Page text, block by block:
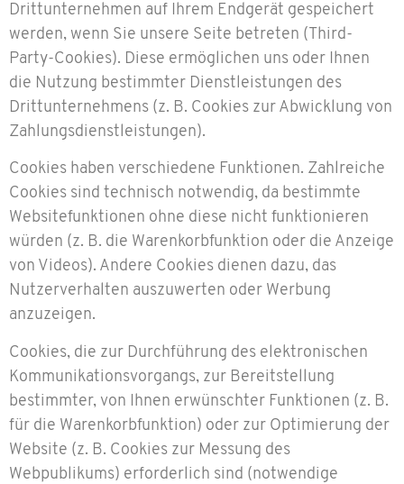
Drittunternehmen auf Ihrem Endgerät gespeichert
werden, wenn Sie unsere Seite betreten (Third-
Party-Cookies). Diese ermöglichen uns oder Ihnen
die Nutzung bestimmter Dienstleistungen des
Drittunternehmens (z. B. Cookies zur Abwicklung von
Zahlungsdienstleistungen).
Cookies haben verschiedene Funktionen. Zahlreiche
Cookies sind technisch notwendig, da bestimmte
Websitefunktionen ohne diese nicht funktionieren
würden (z. B. die Warenkorbfunktion oder die Anzeige
von Videos). Andere Cookies dienen dazu, das
Nutzerverhalten auszuwerten oder Werbung
anzuzeigen.
Cookies, die zur Durchführung des elektronischen
Kommunikationsvorgangs, zur Bereitstellung
bestimmter, von Ihnen erwünschter Funktionen (z. B.
für die Warenkorbfunktion) oder zur Optimierung der
Website (z. B. Cookies zur Messung des
Webpublikums) erforderlich sind (notwendige